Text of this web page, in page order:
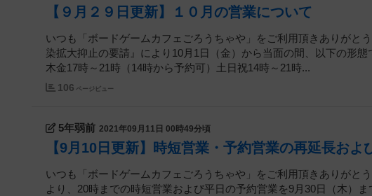
【９月２９日更新】１０月の営業について
いつも「ボードゲームカフェごろうちゃや」をご利用頂きありがと
染拡大抑止の要請』により10月1日（金）から当面の間、以下の形
木金17時～21時（14時から予約可）土日祝14時～21時...
106 ページビュー
5年弱前 2021年09月11日 00時49分頃
【9月10日更新】時短営業・予約営業の再延長お
いつも「ボードゲームカフェごろうちゃや」をご利用頂きありがと
より、20時までの時短営業および平日の予約営業を9月30日（木）